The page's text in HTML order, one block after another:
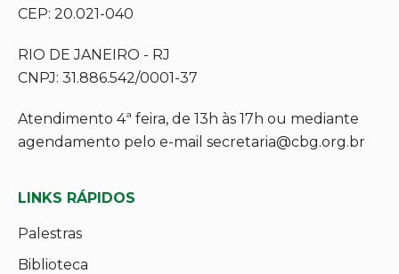
CEP: 20.021-040
RIO DE JANEIRO - RJ
CNPJ: 31.886.542/0001-37
Atendimento 4ª feira, de 13h às 17h ou mediante
agendamento pelo e-mail secretaria@cbg.org.br
LINKS RÁPIDOS
Palestras
Biblioteca